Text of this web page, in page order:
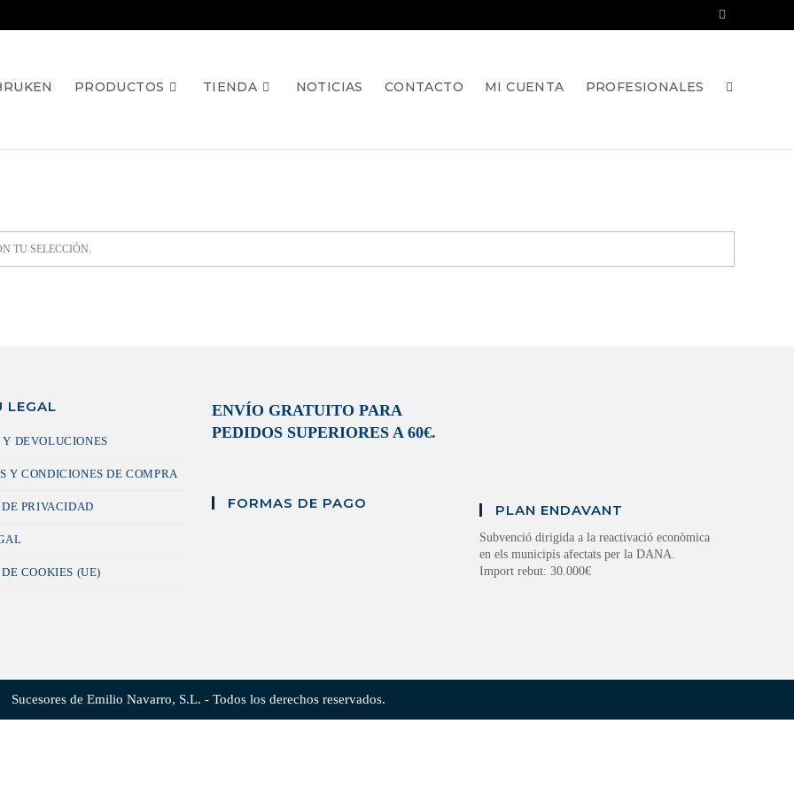
PRODUCTOS TIENDA NOTICIAS CONTACTO MI CUENTA PROFESIONALES
TU SELECCIÓN.
LEGAL
DEVOLUCIONES
Y CONDICIONES DE COMPRA
PRIVACIDAD
COOKIES (UE)
ENVÍO GRATUITO PARA
PEDIDOS SUPERIORES A 60€.
FORMAS DE PAGO PLAN ENDAVANT
Subvenció dirigida a la reactivació econòmica
en els municipis afectats per la DANA.
Import rebut: 30.000€
Sucesores de Emilio Navarro, S.L. - Todos los derechos reservados.